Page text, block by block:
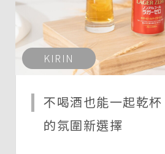
KIRIN
不喝酒也能一起乾
的氛圍新選擇